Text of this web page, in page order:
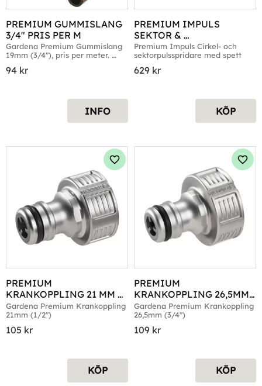
PREMIUM GUMMISLANG
3/4" PRIS PER M
Gardena Premium Gummislang
19mm (3/4"), pris per meter.
94 kr
INFO
PREMIUM IMPULS
SEKTOR &
CIRKELSPRIDARE, SPJUT
Premium Impuls Cirkel- och
sektorpulsspridare med spett
629 kr
KÖP
PREMIUM
KRANKOPPLING 21 MM
(G 1/2")
Gardena Premium Krankoppling
21mm (1/2")
105 kr
Lägg till i favoriter
KÖP
PREMIUM
KRANKOPPLING 26,5MM
(G3/4")
Gardena Premium Krankoppling
26,5mm (3/4")
109 kr
KÖP